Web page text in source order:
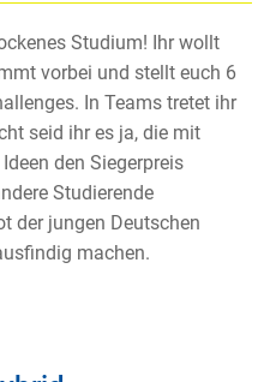
Studium! Ihr wollt
vorbei und stellt euch 6
In Teams tretet ihr
seid ihr es ja, die mit
den Siegerpreis
Studierende
der jungen Deutschen
machen.